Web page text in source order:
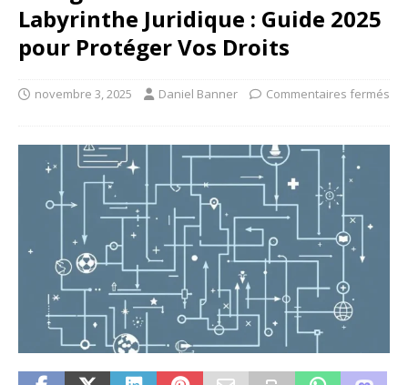
Labyrinthe Juridique : Guide 2025
pour Protéger Vos Droits
novembre 3, 2025 Daniel Banner Commentaires fermés